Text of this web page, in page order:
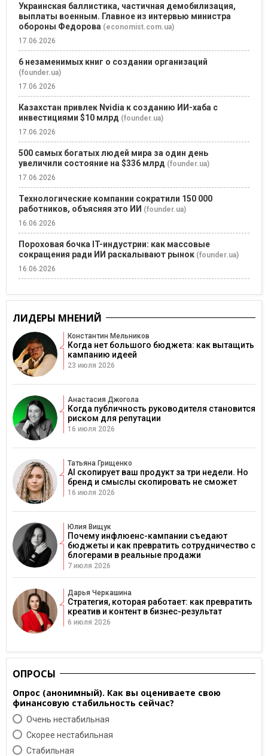
Украинская баллистика, частичная демобилизация,
выплаты военным. Главное из интервью министра
обороны Федорова (economist.com.ua)
17.06.2026
6 незаменимых книг о создании организаций
(founder.ua)
17.06.2026
Казахстан привлек Nvidia к созданию ИИ-хаба с
инвестициями $10 млрд (founder.ua)
17.06.2026
500 самых богатых людей мира за один день
увеличили состояние на $336 млрд (founder.ua)
17.06.2026
Технологические компании сократили 150 000
работников, объясняя это ИИ (founder.ua)
16.06.2026
Пороховая бочка IT-индустрии: как массовые
сокращения ради ИИ раскалывают рынок (founder.ua)
16.06.2026
ЛИДЕРЫ МНЕНИЙ
Константин Мельников
Когда нет большого бюджета: как вытащить
кампанию идеей
23 июля 2026
Анастасия Джогола
Когда публичность руководителя становится
риском для репутации
16 июля 2026
Татьяна Грищенко
AI скопирует ваш продукт за три недели. Но
бренд и смыслы скопировать не сможет
16 июля 2026
Юлия Вищук
Почему инфлюенс-кампании съедают
бюджеты и как превратить сотрудничество с
блогерами в реальные продажи
7 июля 2026
Дарья Черкашина
Стратегия, которая работает: как превратить
креатив и контент в бизнес-результат
6 июля 2026
ОПРОСЫ
Опрос (анонимный). Как вы оцениваете свою
финансовую стабильность сейчас?
Очень нестабильная
Скорее нестабильная
Cтабильная